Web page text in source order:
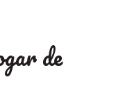
de